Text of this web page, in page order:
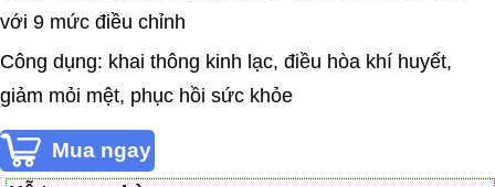
với 9 mức điều chỉnh
Công dụng: khai thông kinh lạc, điều hòa khí huyết,
giảm mỏi mệt, phục hồi sức khỏe